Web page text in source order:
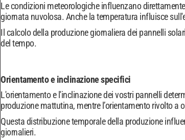
Le condizioni meteorologiche influenzano
giornata nuvolosa. Anche la temperatura influisce
Il calcolo della produzione giornaliera dei pannelli
del tempo.
Orientamento e inclinazione specifici
L'orientamento e l'inclinazione dei vostri pannelli
produzione mattutina, mentre l’orientamento rivolto
Questa distribuzione temporale della produzione
giornalieri.